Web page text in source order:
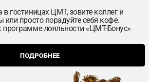
в гостиницах ЦМТ, зовите коллег и
или просто порадуйте себя кофе.
программе лояльности «ЦМТ-Бонус»
ПОДРОБНЕЕ